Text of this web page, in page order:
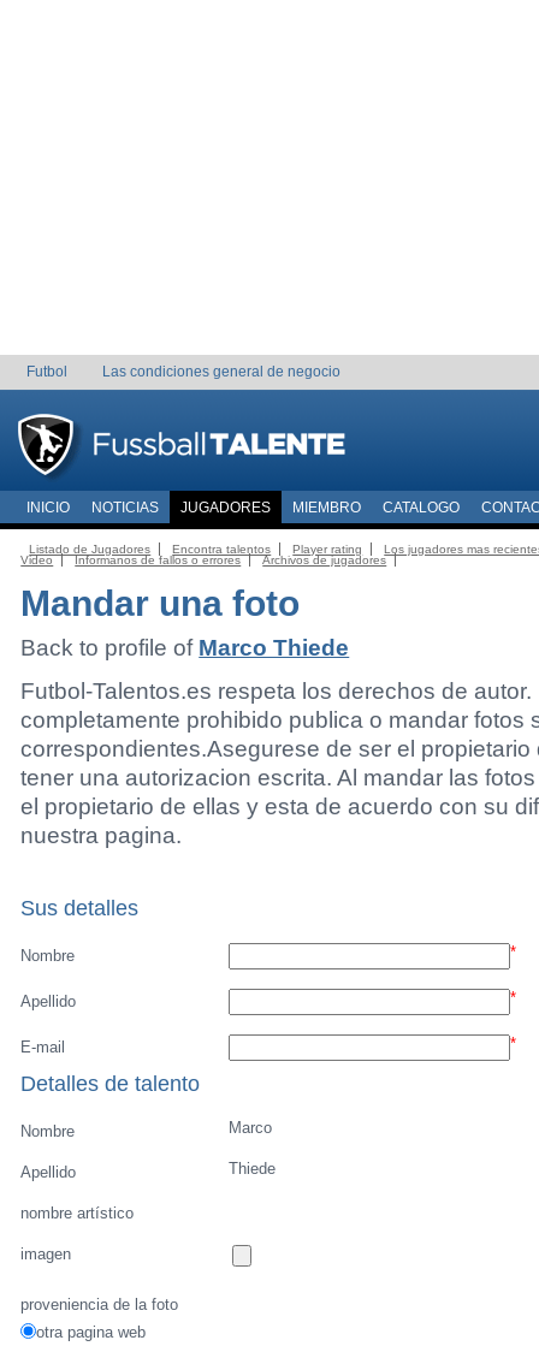
Futbol Las condiciones general de negocio
INICIO NOTICIAS JUGADORES MIEMBRO CATALOGO
Listado de Jugadores Encontra talentos Player rating
Los jugadores mas
Video
Informanos de fallos o errores Archivos de jugadores
Mandar una foto
Back to profile of Marco Thiede
Futbol-Talentos.es respeta los derechos de autor.
completamente prohibido publica o mandar fotos
correspondientes.Asegurese de ser el propietario
tener una autorizacion escrita. Al mandar las
el propietario de ellas y esta de acuerdo con su
nuestra pagina.
Sus detalles
Nombre *
Apellido *
E-mail *
Detalles de talento
Nombre Marco
Apellido Thiede
nombre artístico
imagen
proveniencia de la foto
otra pagina web